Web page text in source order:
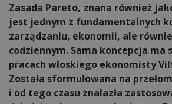
Zasada Pareto, znana również
jest jednym z fundamentalnych
zarządzaniu, ekonomii, ale
codziennym. Sama koncepcja ma
pracach włoskiego ekonomisty
Została sformułowana na
i od tego czasu znalazła